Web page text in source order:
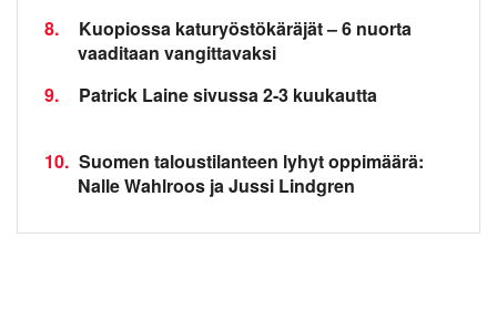
8.
Kuopiossa katuryöstökäräjät – 6 nuorta
vaaditaan vangittavaksi
9.
Patrick Laine sivussa 2-3 kuukautta
10. Suomen taloustilanteen lyhyt oppimäärä:
Nalle Wahlroos ja Jussi Lindgren